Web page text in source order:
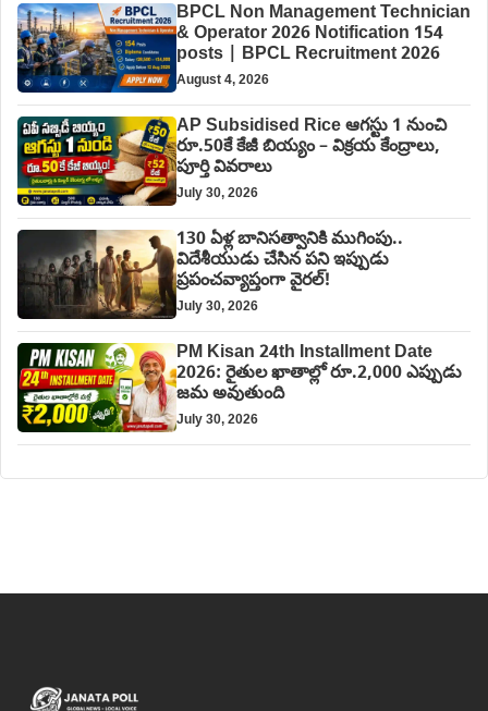
BPCL Non Management Technician
& Operator 2026 Notification 154
posts | BPCL Recruitment 2026
August 4, 2026
AP Subsidised Rice ఆగస్టు 1 నుంచి
రూ.50కే కేజీ బియ్యం – విక్రయ కేంద్రాలు,
పూర్తి వివరాలు
July 30, 2026
130 ఏళ్ల బానిసత్వానికి ముగింపు..
విదేశీయుడు చేసిన పని ఇప్పుడు
ప్రపంచవ్యాప్తంగా వైరల్!
July 30, 2026
PM Kisan 24th Installment Date
2026: రైతుల ఖాతాల్లో రూ.2,000 ఎప్పుడు
జమ అవుతుంది
July 30, 2026